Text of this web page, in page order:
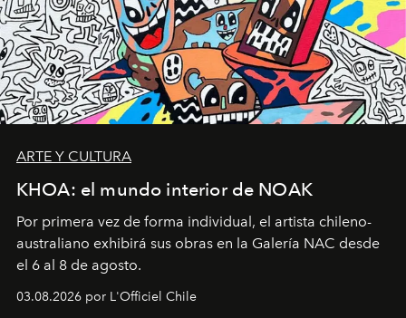
ARTE Y CULTURA
KHOA: el mundo interior de NOAK
Por primera vez de forma individual, el artista chileno-
australiano exhibirá sus obras en la Galería NAC desde
el 6 al 8 de agosto.
03.08.2026 por L'Officiel Chile